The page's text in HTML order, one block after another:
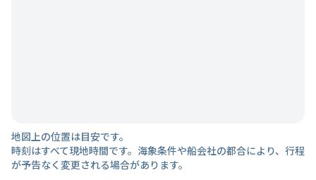
地図上の位置は目安です。
時刻はすべて現地時間です。海象条件や船会社の都合により、行程
が予告なく変更される場合があります。